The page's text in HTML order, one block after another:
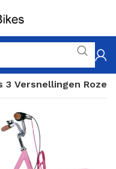
Versnellingen Roze